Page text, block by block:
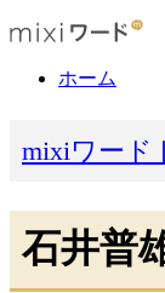
ホーム
mixiワード
石井普